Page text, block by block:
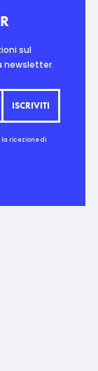
sul
newsletter.
ricezione di